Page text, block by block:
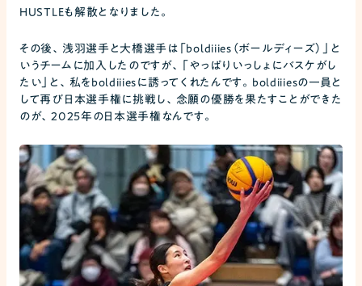
HUSTLEも解散となりました。
その後、浅羽選手と大橋選手は「boldiiies（ボールディーズ）」と
いうチームに加入したのですが、「やっぱりいっしょにバスケがし
たい」と、私をboldiiiesに誘ってくれたんです。boldiiiesの一員と
して再び日本選手権に挑戦し、念願の優勝を果たすことができた
のが、2025年の日本選手権なんです。